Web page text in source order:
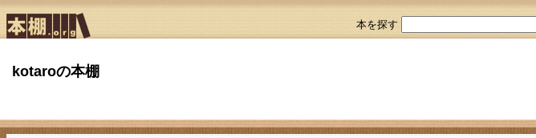
本を探す
kotaroの本棚